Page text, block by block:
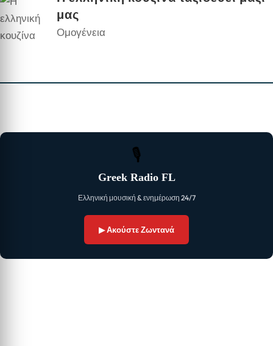
μας
Ομογένεια
🎙
Greek Radio FL
Ελληνική μουσική & ενημέρωση 24/7
▶ Ακούστε Ζωντανά